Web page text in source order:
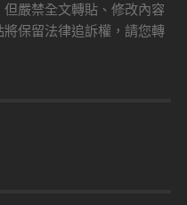
嚴禁全文轉貼、修改內容
保留法律追訴權，請您轉